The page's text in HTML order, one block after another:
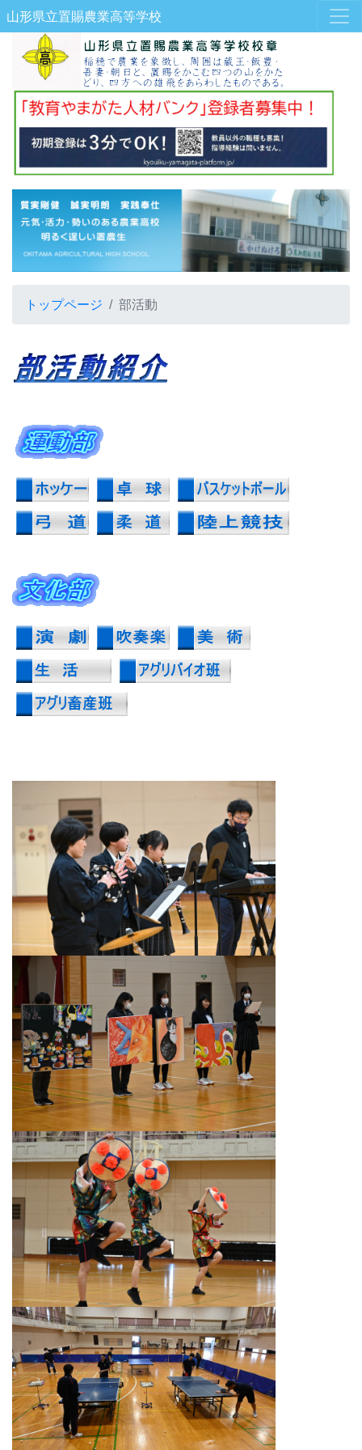
山形県立置賜農業高等学校
トップページ 部活動